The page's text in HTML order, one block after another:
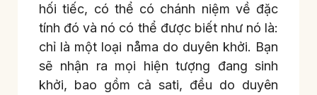
hối tiếc, có thể có chánh niệm về đặc
tính đó và nó có thể được biết như nó là:
chỉ là một loại nåma do duyên khởi. Bạn
sẽ nhận ra mọi hiện tượng đang sinh
khởi, bao gồm cả sati, đều do duyên